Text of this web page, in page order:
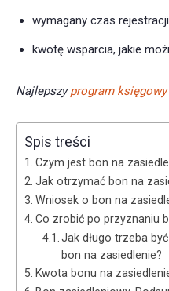
wymagany czas
kwotę wsparcia, jakie
Najlepszyprogram księgowy
Spis treści
Czym jest bon na
Jak otrzymać bon na
Wniosek o bon na
Co zrobić po przyznaniu
Jak długo trzeba
bon na zasiedlenie?
Kwota bonu na